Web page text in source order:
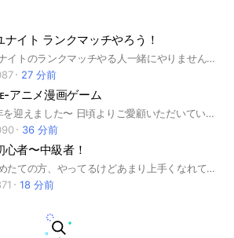
ナイト ランクマッチやろう！
ポケモンユナイトのランクマッチやる人一緒にやりませんか？ 初心者から上級者まで募集中です！ 即抜け歓迎です！ ぜひ、覗いて行ってください！
27 分前
アニメ漫画ゲーム
〜創設6周年を迎えました〜 日頃よりご愛顧いただいている 皆様に心より感謝申し上げます｡ アニメ＆漫画＆ゲーム好きが集まり 日々のんびりゆったりと活動してます ※ルールはとても厳しいですが それでもちゃんと守りながら 皆さん仲良く好きな時に浮上して トークを楽しんでくれています！ オプチャ初心者さんでも どうぞ気楽にご参加ください！ ーーーーーーーーーーーーーーーーーー トークの流れが早く活気のある場所や ルールは緩めな方が好きという方、 豊富なアニメの話題をお求めの方は オプチャ検索にあるジャンル項目から 「アニメ・漫画」の「急上昇」に載ってる 他のオプチャへの参加がオススメです！ ここ以外にも楽しめるオプチャは 沢山ありますので色んな場所に参加して ご自身に適した居場所を見つけて下さい ーーーーーーーーーーーーーーーーーー ◤◢◤◢！WARNING！◤◢◤◢ ※宣伝＆勧誘＆招待など全て禁止※ ※荒らし行為は即通報&強制退会※ ※"Please check the rules"※ 参加したらまず最初に挨拶をして botに記載されてるルール説明を読み 大事なノートの確認をお願いします！ 最後まで読んでいただき 本当にありがとうございます☆ ーーーーーーーーーーーーーーーーーー
36 分前
心者〜中級者！
モンスト始めたての方、やってるけどあまり上手くなれてない方、最近やってなかったけど復帰した方など、（主に）モンスト初心者の方向けのオープンチャットとなっております。皆様のご参加お待ちしております! （もちろん上級者の方も入って差し支えありません。） 年齢性別は一切問いません！ 雑談、交流、ガチャの内容自慢、見る専、マルチの部屋張り、絆貯め、コラボクエストなど、何をしてもOKです。 ※初心者向けのクエストが多いことはご理解ください。(高難度クエストを貼ることも、差し支えありません。詳しくはノートをご覧ください。） ※荒らし、暴言などで他の方に迷惑を掛ける行為は絶対にしないでください。 宣伝目的の入室もご遠慮ください。 絆専用サブトークルーム、雑談専用のサブトークルームなどもあります。 ライブトークは行っておりません。 誰でも気軽に話せる場所になるよう努力していきますので、是非是非参加していただけると嬉しいです(*^^*) それでは良きモンストライフを！ #モンスト #モンスト初心者 #モンスト雑談 #モンスト交流 #モンスト復帰 #モンストマルチ #モンスターストライク
18 分前